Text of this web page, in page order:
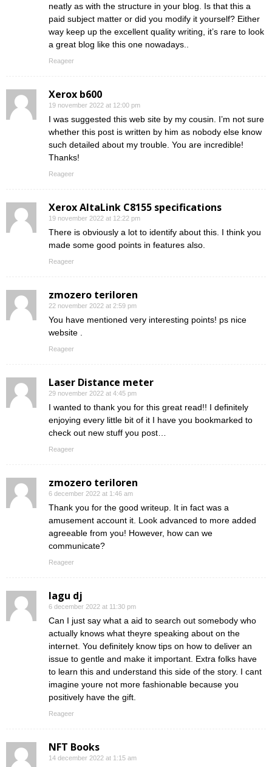
neatly as with the structure in your blog. Is that this a
paid subject matter or did you modify it yourself? Either
way keep up the excellent quality writing, it’s rare to look
a great blog like this one nowadays..
Reageer
Xerox b600
19 november 2022 at 12:00 pm
I was suggested this web site by my cousin. I’m not sure
whether this post is written by him as nobody else know
such detailed about my trouble. You are incredible!
Thanks!
Reageer
Xerox AltaLink C8155 specifications
19 november 2022 at 12:22 pm
There is obviously a lot to identify about this. I think you
made some good points in features also.
Reageer
zmozero teriloren
22 november 2022 at 2:59 pm
You have mentioned very interesting points! ps nice
website .
Reageer
Laser Distance meter
29 november 2022 at 4:45 pm
I wanted to thank you for this great read!! I definitely
enjoying every little bit of it I have you bookmarked to
check out new stuff you post…
Reageer
zmozero teriloren
6 december 2022 at 1:46 am
Thank you for the good writeup. It in fact was a
amusement account it. Look advanced to more added
agreeable from you! However, how can we
communicate?
Reageer
lagu dj
6 december 2022 at 11:30 pm
Can I just say what a aid to search out somebody who
actually knows what theyre speaking about on the
internet. You definitely know tips on how to deliver an
issue to gentle and make it important. Extra folks have
to learn this and understand this side of the story. I cant
imagine youre not more fashionable because you
positively have the gift.
Reageer
NFT Books
14 december 2022 at 1:15 am